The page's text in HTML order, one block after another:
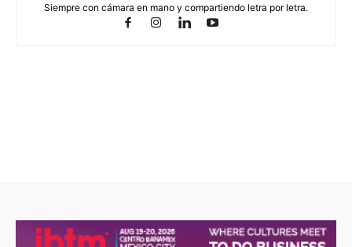
Siempre con cámara en mano y compartiendo letra por letra.